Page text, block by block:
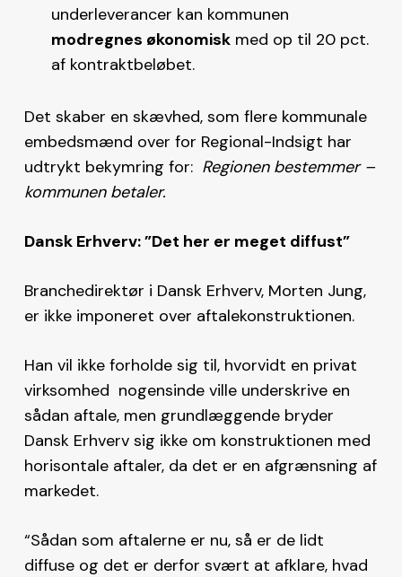
underleverancer kan kommunen
modregnes økonomiskmed op til 20 pct.
af kontraktbeløbet.
Det skaber en skævhed, som flere kommunale
embedsmænd over for Regional-Indsigt har
udtrykt bekymring for: Regionen bestemmer –
kommunen betaler.
Dansk Erhverv: ”Det her er meget diffust”
Branchedirektør i Dansk Erhverv, Morten Jung,
er ikke imponeret over aftalekonstruktionen.
Han vil ikke forholde sig til, hvorvidt en privat
virksomhed nogensinde ville underskrive en
sådan aftale, men grundlæggende bryder
Dansk Erhverv sig ikke om konstruktionen med
horisontale aftaler, da det er en afgrænsning af
markedet.
“Sådan som aftalerne er nu, så er de lidt
diffuse og det er derfor svært at afklare, hvad